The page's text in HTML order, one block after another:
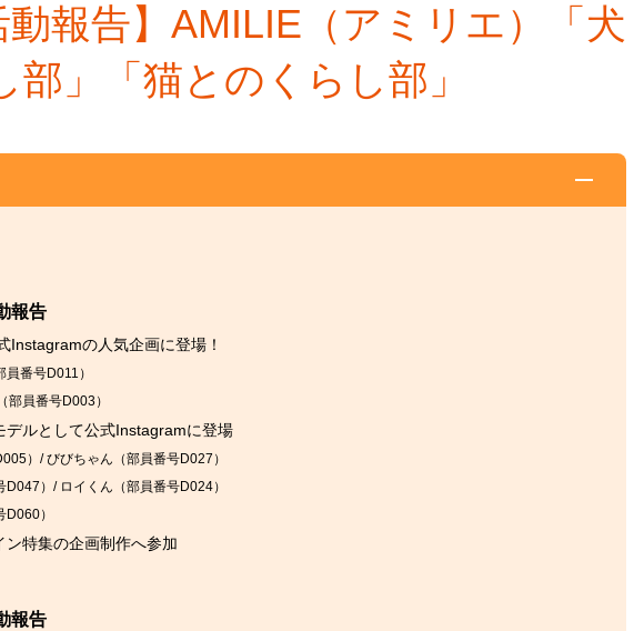
動報告】AMILIE（アミリエ）「犬
部」「猫とのくらし部」
報告
Instagramの人気企画に登場！
番号D011）
部員番号D003）
デルとして公式Instagramに登場
）/ びびちゃん（部員番号D027）
）/ ロイくん（部員番号D024）
）
特集の企画制作へ参加
報告